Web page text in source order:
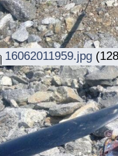
16062011959.jpg